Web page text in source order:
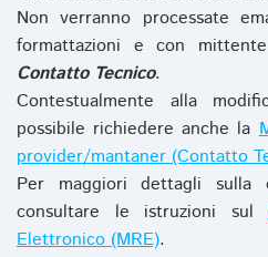
Non verranno processate
formattazioni e con
Contatto Tecnico.
Contestualmente alla
possibile richiedere anche la
provider/mantaner (Contatto
Per maggiori dettagli sulla
consultare le istruzioni sul
Elettronico (MRE).